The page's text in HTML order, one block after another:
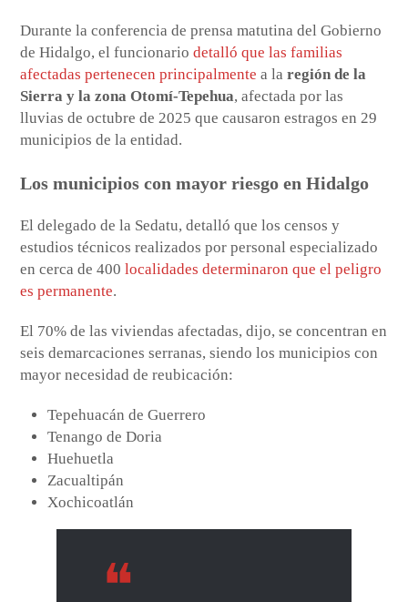
Durante la conferencia de prensa matutina del Gobierno
de Hidalgo, el funcionariodetalló que las familias
afectadas pertenecen principalmente a laregión de la
Sierra y la zona Otomí-Tepehua, afectada por las
lluvias de octubre de 2025 que causaron estragos en 29
municipios de la entidad.
Los municipios con mayor riesgo en Hidalgo
El delegado de la Sedatu, detalló que los censos y
estudios técnicos realizados por personal especializado
en cerca de 400localidades determinaron que el peligro
es permanente.
El 70% de las viviendas afectadas, dijo, se concentran en
seis demarcaciones serranas, siendo los municipios con
mayor necesidad de reubicación:
Tepehuacán de Guerrero
Tenango de Doria
Huehuetla
Zacualtipán
Xochicoatlán